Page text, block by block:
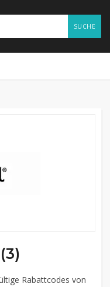
SUCHE
Rabattcodes von